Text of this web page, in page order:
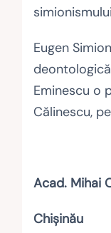
Eugen
Eminescu o
Călinescu,
Acad. Mihai
Chişinău